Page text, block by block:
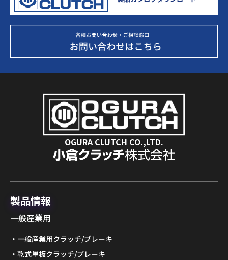
OGURA CLUTCH CO.,LTD.
製品情報
一般産業用
一般産業用クラッチ/ブレーキ
乾式単板クラッチ/ブレーキ